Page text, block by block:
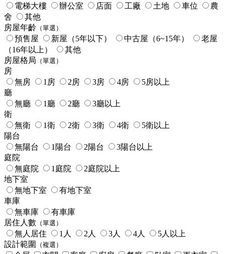
電梯大樓
辦公室 店面 工廠 土地 車位
農
舍
其他
房屋年齡 （單選）
預售屋 新屋（5年以下） 中古屋（6~15年）
老屋
（16年以上）
其他
房屋格局 （單選）
房
無房
1房 2房 3房 4房
5房以上
廳
無廳
1廳 2廳
3廳以上
衛
無衛
1衛 2衛 3衛 4衛
5衛以上
陽台
無陽台
1陽台 2陽台
3陽台以上
庭院
無庭院
1庭院
2庭院以上
地下室
無地下室
有地下室
車庫
無車庫
有車庫
居住人數 （單選）
無人居住 1人 2人 3人 4人
5人以上
設計範圍
（複選）